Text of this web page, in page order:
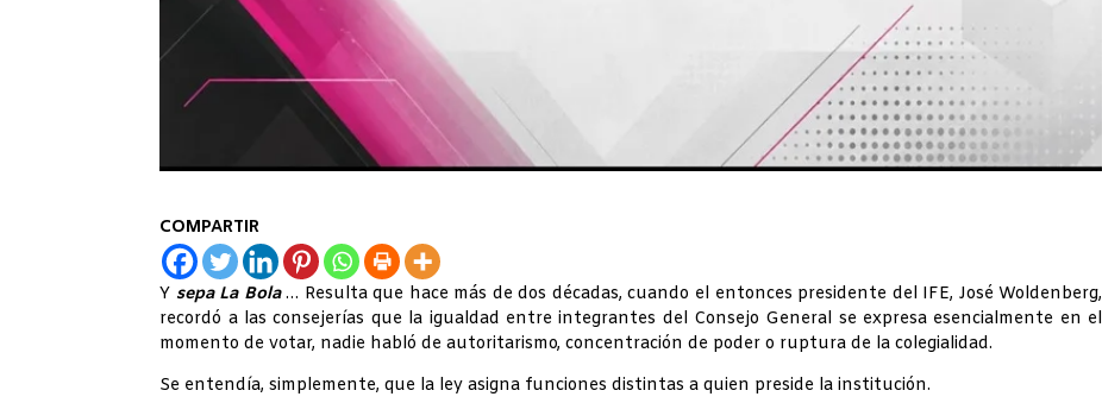
COMPARTIR
Y sepa La Bola… Resulta que hace más de dos décadas, cuando el entonces presidente del IFE, José Woldenberg,
recordó a las consejerías que la igualdad entre integrantes del Consejo General se expresa esencialmente en el
momento de votar, nadie habló de autoritarismo, concentración de poder o ruptura de la colegialidad.
Se entendía, simplemente, que la ley asigna funciones distintas a quien preside la institución.